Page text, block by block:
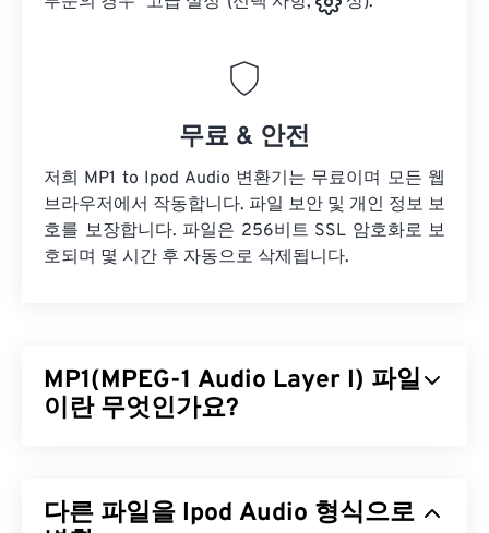
무료 & 안전
저희 MP1 to Ipod Audio 변환기는 무료이며 모든 웹
브라우저에서 작동합니다. 파일 보안 및 개인 정보 보
호를 보장합니다. 파일은 256비트 SSL 암호화로 보
호되며 몇 시간 후 자동으로 삭제됩니다.
MP1(MPEG-1 Audio Layer I) 파일
이란 무엇인가요?
부분 폐기되었지만 여전히 지원되고 있습니다. MP1
다른 파일을 Ipod Audio 형식으로